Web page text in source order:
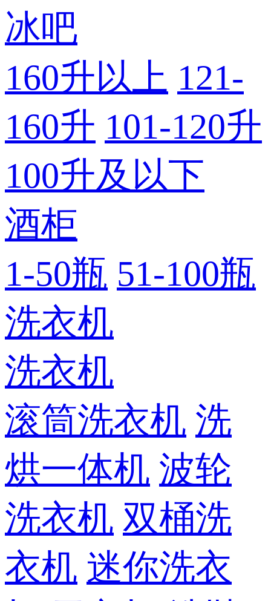
冰吧
160升以上 121-
160升 101-120升
100升及以下
酒柜
1-50瓶 51-100瓶
洗衣机
洗衣机
滚筒洗衣机 洗
烘一体机 波轮
洗衣机 双桶洗
衣机 迷你洗衣